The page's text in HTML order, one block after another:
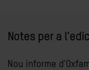
Notes per a
Nou informe